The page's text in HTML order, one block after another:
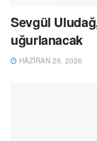
Sevgül
uğurlanacak
HAZIRAN 29, 2026